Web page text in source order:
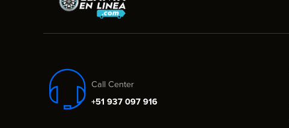
Call Center
+51 937 097 916